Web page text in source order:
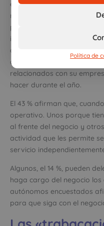
Política de
en distintos porcentajes.
revelan que, a pesar de
pendientes del negocio en
intentan desconectar todo
dedicar algo de tiempo a
aprovechan las vacaciones
relacionados con su
hacer durante el año.
El 43 % afirman que,
operativo. Unos porque
al frente del negocio y
actividad que les permite
servicio
Algunos, el 14 %, pueden
haga cargo del negocio los
autónomos encuestados
para que siga con el